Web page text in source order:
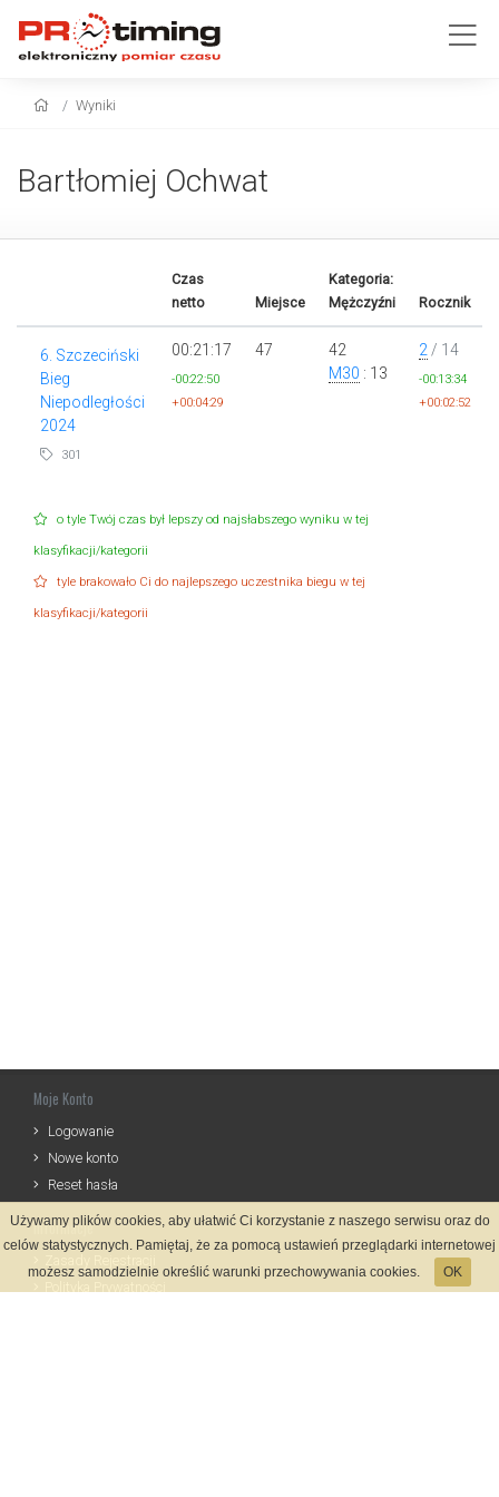
Wyniki
Bartłomiej Ochwat
Czas
netto
Miejsce
Kategoria:
Mężczyźni
Rocznik
6. Szczeciński
Bieg
Niepodległości
2024
301
00:21:17
-00:22:50
+00:04:29
47
42
M30 : 13
2 / 14
-00:13:34
+00:02:52
o tyle Twój czas był lepszy od najsłabszego wyniku w tej
klasyfikacji/kategorii
tyle brakowało Ci do najlepszego uczestnika biegu w tej
klasyfikacji/kategorii
Moje Konto
Logowanie
Nowe konto
Reset hasła
Informacje
Używamy plików cookies, aby ułatwić Ci korzystanie z naszego serwisu oraz do
celów statystycznych. Pamiętaj, że za pomocą ustawień przeglądarki internetowej
możesz samodzielnie określić warunki przechowywania cookies.
OK